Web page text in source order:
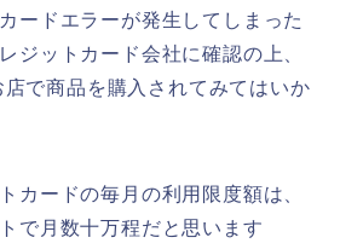
ードエラーが発生してしまった
ジットカード会社に確認の上、
で商品を購入されてみてはいか
カードの毎月の利用限度額は、
で月数十万程だと思います